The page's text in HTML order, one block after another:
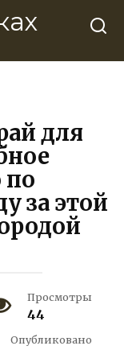
для
по
за этой
Просмотры
44
Опубликовано